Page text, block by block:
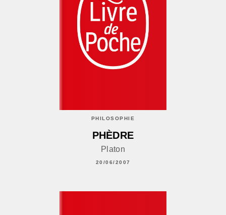
PHILOSOPHIE
PHÈDRE
Platon
20/06/2007